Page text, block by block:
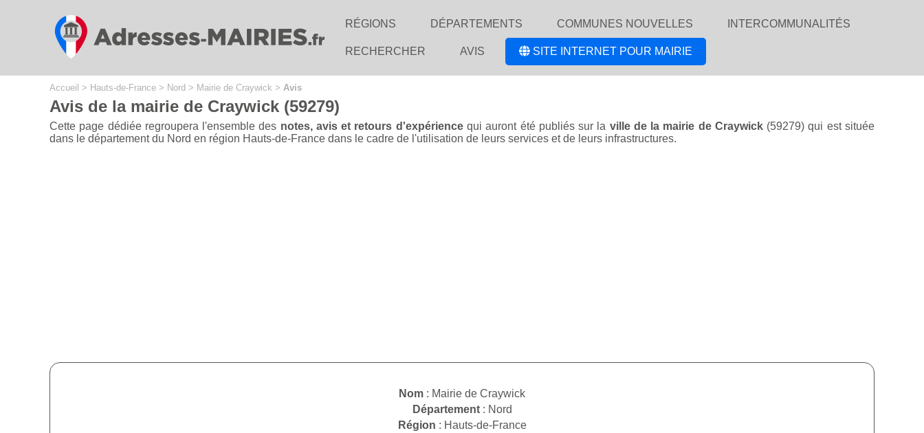
RÉGIONS DÉPARTEMENTS COMMUNES NOUVELLES INTERCOMMUNALITÉS
RECHERCHER AVIS SITE INTERNET POUR MAIRIE
Accueil > Hauts-de-France > Nord > Mairie de Craywick > Avis
Avis de la mairie de Craywick (59279)
Cette page dédiée regroupera l'ensemble des notes, avis et retours d'expériencequi auront été publiés sur la ville de la mairie de Craywick(59279) qui est située
dans le département du Nord en région Hauts-de-France dans le cadre de l'utilisation de leurs services et de leurs infrastructures.
Nom : Mairie de Craywick
Département: Nord
Région : Hauts-de-France